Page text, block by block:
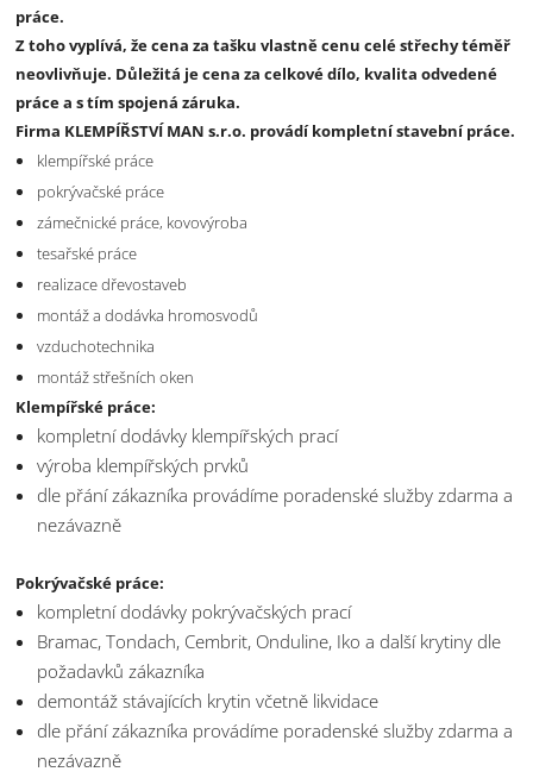
práce.
Z toho vyplívá, že cena za tašku vlastně cenu celé střechy téměř
neovlivňuje. Důležitá je cena za celkové dílo, kvalita odvedené
práce a s tím spojená záruka.
Firma KLEMPÍŘSTVÍ MAN s.r.o. provádí kompletní stavební práce.
klempířské práce
pokrývačské práce
zámečnické práce, kovovýroba
tesařské práce
realizace dřevostaveb
montáž a dodávka hromosvodů
vzduchotechnika
montáž střešních oken
Klempířské práce:
kompletní dodávky klempířských prací
výroba klempířských prvků
dle přání zákazníka provádíme poradenské služby zdarma a
nezávazně
Pokrývačské práce:
kompletní dodávky pokrývačských prací
Bramac, Tondach, Cembrit, Onduline, Iko a další krytiny dle
požadavků zákazníka
demontáž stávajících krytin včetně likvidace
dle přání zákazníka provádíme poradenské služby zdarma a
nezávazně